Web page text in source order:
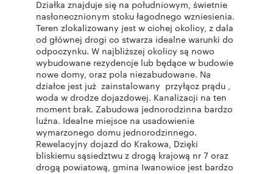
Działka znajduje się na południowym, świetnie
nasłonecznionym stoku łagodnego wzniesienia.
Teren zlokalizowany jest w cichej okolicy, z dala
od głównej drogi co stwarza idealne warunki do
odpoczynku. W najbliższej okolicy są nowo
wybudowane rezydencje lub będące w budowie
nowe domy, oraz pola niezabudowane. Na
działce jest już zainstalowany przyłącz prądu ,
woda w drodze dojazdowej. Kanalizacji na ten
moment brak. Zabudowa jednorodzinna bardzo
luźna. Idealne miejsce na usadowienie
wymarzonego domu jednorodzinnego.
Rewelacyjny dojazd do Krakowa, Dzięki
bliskiemu sąsiedztwu z drogą krajową nr 7 oraz
drogą powiatową, gmina Iwanowice jest bardzo